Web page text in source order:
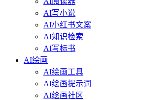
AI写小说
AI小红书文案
AI知识检索
AI写标书
AI绘画
AI绘画工具
AI绘画提示词
AI绘画社区